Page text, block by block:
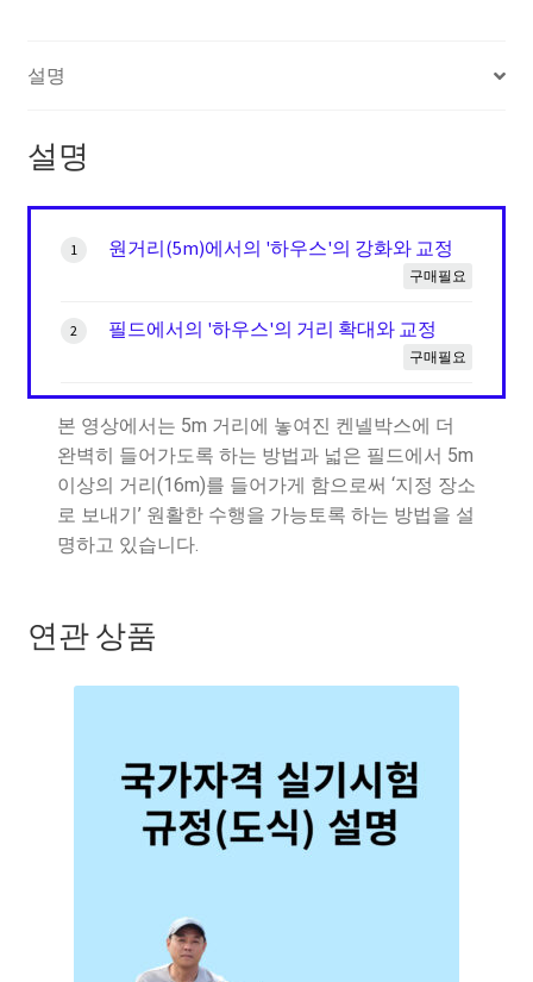
설명
설명
1 원거리(5m)에서의 '하우스'의 강화와 교정
구매필요
2 필드에서의 '하우스'의 거리 확대와 교정
구매필요
본 영상에서는 5m 거리에 놓여진 켄넬박스에 더
완벽히 들어가도록 하는 방법과 넓은 필드에서 5m
이상의 거리(16m)를 들어가게 함으로써 ‘지정 장소
로 보내기’ 원활한 수행을 가능토록 하는 방법을 설
명하고 있습니다.
연관 상품